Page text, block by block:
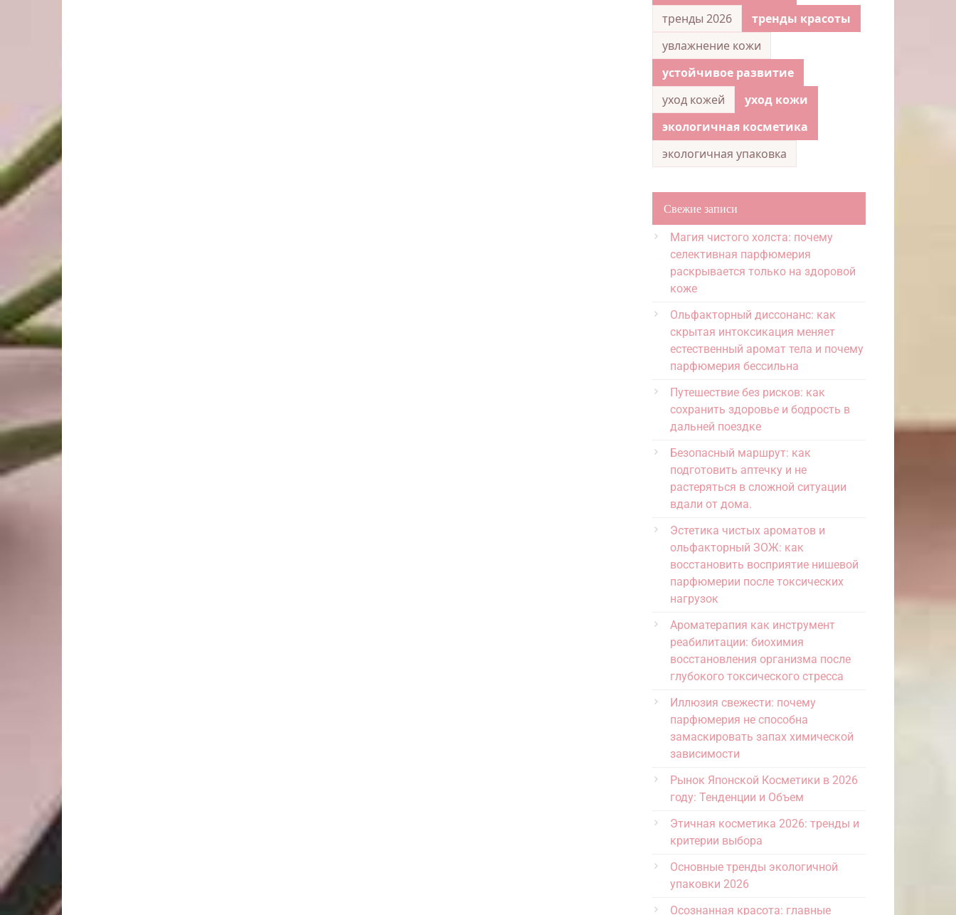
тренды 2026
тренды красоты
увлажнение кожи
устойчивое развитие
уход кожей
уход кожи
экологичная косметика
экологичная упаковка
Свежие записи
Магия чистого холста: почему
селективная парфюмерия
раскрывается только на здоровой
коже
Ольфакторный диссонанс: как
скрытая интоксикация меняет
естественный аромат тела и почему
парфюмерия бессильна
Путешествие без рисков: как
сохранить здоровье и бодрость в
дальней поездке
Безопасный маршрут: как
подготовить аптечку и не
растеряться в сложной ситуации
вдали от дома.
Эстетика чистых ароматов и
ольфакторный ЗОЖ: как
восстановить восприятие нишевой
парфюмерии после токсических
нагрузок
Ароматерапия как инструмент
реабилитации: биохимия
восстановления организма после
глубокого токсического стресса
Иллюзия свежести: почему
парфюмерия не способна
замаскировать запах химической
зависимости
Рынок Японской Косметики в 2026
году: Тенденции и Объем
Этичная косметика 2026: тренды и
критерии выбора
Основные тренды экологичной
упаковки 2026
Осознанная красота: главные